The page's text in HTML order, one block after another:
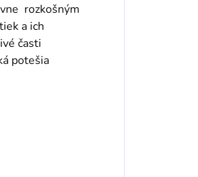
rozkošným
a ich
časti
potešia